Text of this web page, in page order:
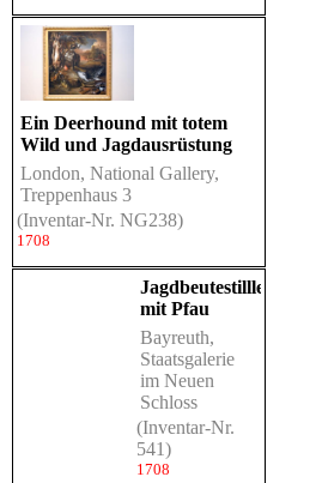
Ein Deerhound mit totem
Wild und Jagdausrüstung
London, National Gallery,
Treppenhaus 3
(Inventar-Nr. NG238)
1708
Jagdbeutestillleben
mit Pfau
Bayreuth,
Staatsgalerie
im Neuen
Schloss
(Inventar-Nr.
541)
1708